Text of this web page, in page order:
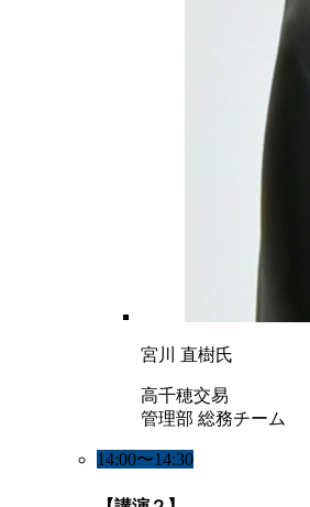
宮川 直樹氏
高千穂交易
管理部 総務チーム
14:00〜14:30